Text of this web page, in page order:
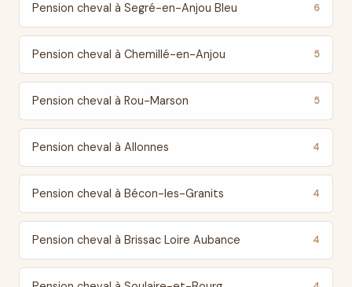
Pension cheval à Segré-en-Anjou Bleu 6
Pension cheval à Chemillé-en-Anjou 5
Pension cheval à Rou-Marson 5
Pension cheval à Allonnes 4
Pension cheval à Bécon-les-Granits 4
Pension cheval à Brissac Loire Aubance 4